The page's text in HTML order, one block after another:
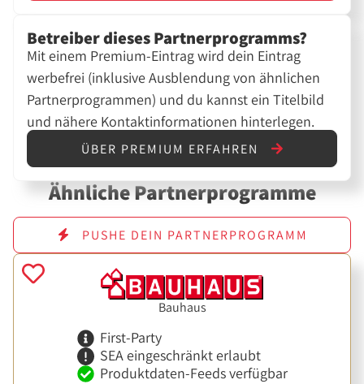
Betreiber dieses Partnerprogramms?
Mit einem Premium-Eintrag wird dein Eintrag
werbefrei (inklusive Ausblendung von ähnlichen
Partnerprogrammen) und du kannst ein Titelbild
und nähere Kontaktinformationen hinterlegen.
ÜBER PREMIUM ERFAHREN
Ähnliche Partnerprogramme
PUSHE DEIN PARTNERPROGRAMM
Bauhaus
First-Party
SEA eingeschränkt erlaubt
Produktdaten-Feeds verfügbar